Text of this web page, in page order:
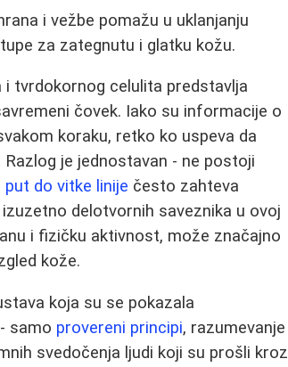
i vežbe pomažu u uklanjanju
za zategnutu i glatku kožu.
i tvrdokornog celulita predstavlja
čovek. Iako su informacije o
koraku, retko ko uspeva da
je jednostavan - ne postoji
put do vitke linije često zahteva
delotvornih saveznika u ovoj
i fizičku aktivnost, može značajno
kože.
koja su se pokazala
samo provereni principi, razumevanje
svedočenja ljudi koji su prošli kroz